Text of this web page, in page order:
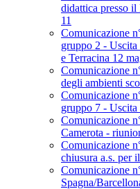
didattica presso
11
Comunicazione
gruppo 2 -
e Terracina 12
Comunicazione
degli ambienti
Comunicazione
gruppo 7 -
Comunicazione
Camerota -
Comunicazione
chiusura a.s. per
Comunicazione
Spagna/